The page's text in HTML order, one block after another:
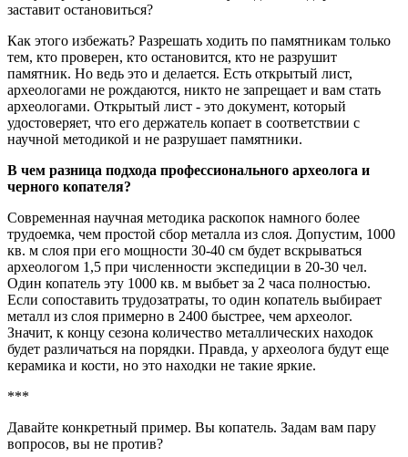
заставит остановиться?
Как этого избежать? Разрешать ходить по памятникам только
тем, кто проверен, кто остановится, кто не разрушит
памятник. Но ведь это и делается. Есть открытый лист,
археологами не рождаются, никто не запрещает и вам стать
археологами. Открытый лист - это документ, который
удостоверяет, что его держатель копает в соответствии с
научной методикой и не разрушает памятники.
В чем разница подхода профессионального археолога и
черного копателя?
Современная научная методика раскопок намного более
трудоемка, чем простой сбор металла из слоя. Допустим, 1000
кв. м слоя при его мощности 30-40 см будет вскрываться
археологом 1,5 при численности экспедиции в 20-30 чел.
Один копатель эту 1000 кв. м выбьет за 2 часа полностью.
Если сопоставить трудозатраты, то один копатель выбирает
металл из слоя примерно в 2400 быстрее, чем археолог.
Значит, к концу сезона количество металлических находок
будет различаться на порядки. Правда, у археолога будут еще
керамика и кости, но это находки не такие яркие.
***
Давайте конкретный пример. Вы копатель. Задам вам пару
вопросов, вы не против?